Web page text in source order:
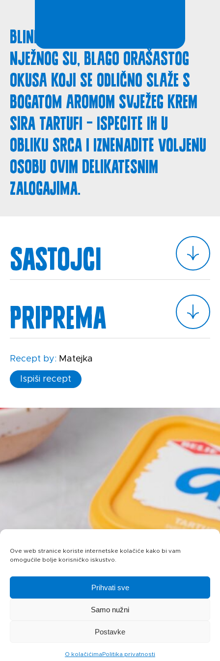
Ove web stranice koriste internetske kolačiće kako bi vam
omogućile bolje korisničko iskustvo.
Prihvati sve
Samo nužni
Postavke
O kolačićimaPolitika privatnosti
Blini s heljdinim brašnom
nježnog su, blago orašastog
okusa koji se odlično slaže s
bogatom aromom svježeg krem
sira tartufi – ispecite ih u
obliku srca i iznenadite voljenu
osobu ovim delikatesnim
zalogajima.
Sastojci
Priprema
Recept by: Matejka
Ispiši recept